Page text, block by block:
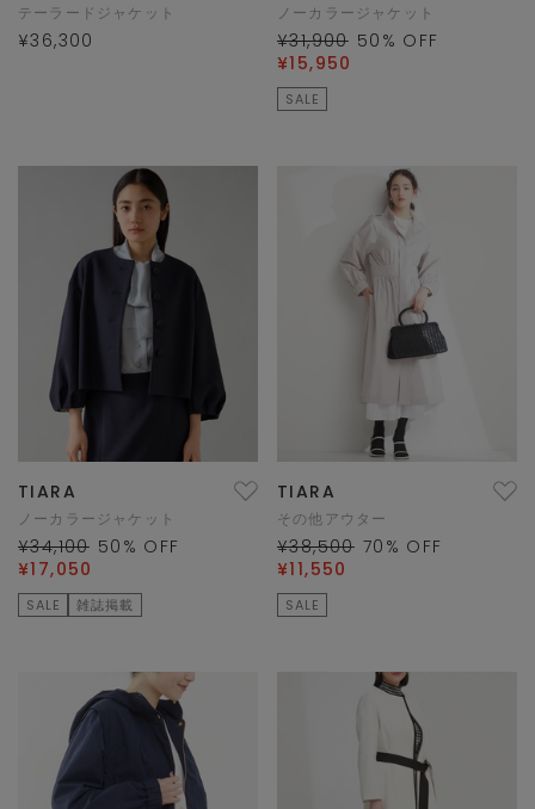
テーラードジャケット
¥36,300
ノーカラージャケット
¥31,900 50 % OFF
¥15,950
SALE
TIARA
ノーカラージャケット
¥34,100 50 % OFF
¥17,050
SALE 雑誌掲載
TIARA
その他アウター
¥38,500 70 % OFF
¥11,550
SALE